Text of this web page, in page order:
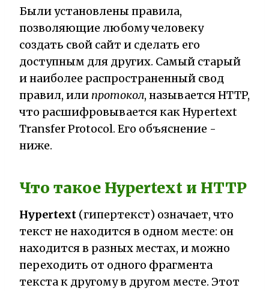
Были установлены правила,
позволяющие любому человеку
создать свой сайт и сделать его
доступным для других. Самый старый
и наиболее распространенный свод
правил, или протокол, называется HTTP,
что расшифровывается как Hypertext
Transfer Protocol. Его объяснение -
ниже.
Что такое Hypertext и HTTP
Hypertext (гипертекст) означает, что
текст не находится в одном месте: он
находится в разных местах, и можно
переходить от одного фрагмента
текста к другому в другом месте. Этот